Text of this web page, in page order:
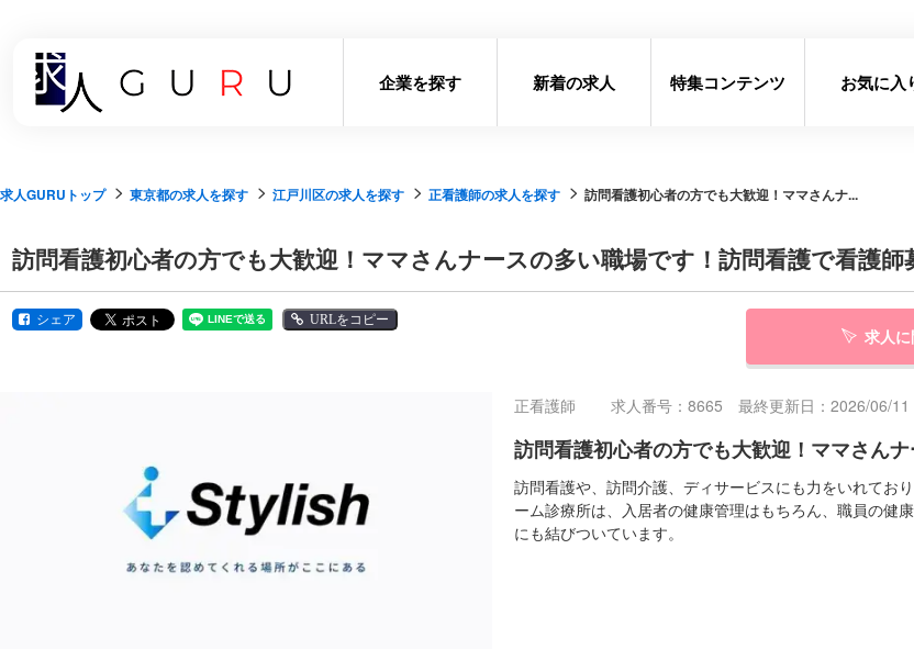
企業を探す 新着の求人 特集コンテンツ お気に入
求人GURUトップ 東京都の求人を探す 江戸川区の求人を探す 正看護師の求人を探す 訪問看護初心者の方でも大歓迎！ママさんナ...
訪問看護初心者の方でも大歓迎！ママさんナースの多い職場です！訪問看護で看護師
シェア URLをコピー
求人
正看護師 求人番号：8665 最終更新日：2026/06/11
訪問看護初心者の方でも大歓迎！ママさん
訪問看護や、訪問介護、ディサービスにも力をいれてお
ーム診療所は、入居者の健康管理はもちろん、職員の健
にも結びついています。